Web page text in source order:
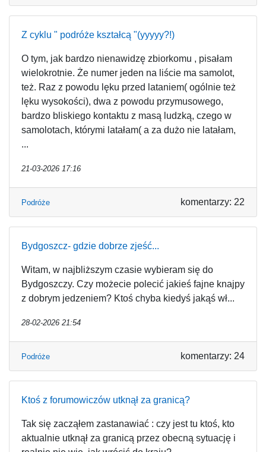
Z cyklu " podróże kształcą "(yyyyy?!)
O tym, jak bardzo nienawidzę zbiorkomu , pisałam
wielokrotnie. Że numer jeden na liście ma samolot,
też. Raz z powodu lęku przed lataniem( ogólnie też
lęku wysokości), dwa z powodu przymusowego,
bardzo bliskiego kontaktu z masą ludzką, czego w
samolotach, którymi latałam( a za dużo nie latałam,
...
21-03-2026 17:16
Podróże komentarzy: 22
Bydgoszcz- gdzie dobrze zjeść...
Witam, w najbliższym czasie wybieram się do
Bydgoszczy. Czy możecie polecić jakieś fajne knajpy
z dobrym jedzeniem? Ktoś chyba kiedyś jakąś wł...
28-02-2026 21:54
Podróże komentarzy: 24
Ktoś z forumowiczów utknął za granicą?
Tak się zacząłem zastanawiać : czy jest tu ktoś, kto
aktualnie utknął za granicą przez obecną sytuację i